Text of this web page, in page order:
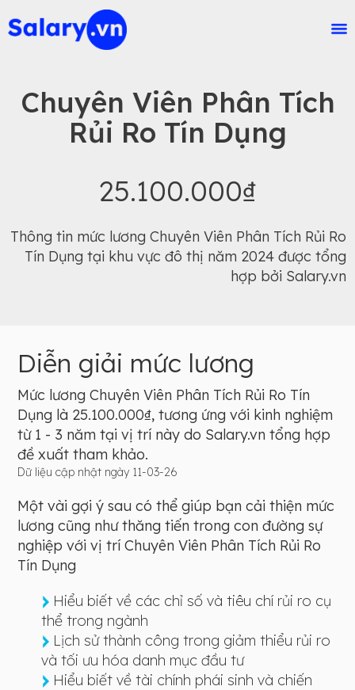
Chuyên Viên Phân Tích
Rủi Ro Tín Dụng
25.100.000₫
Thông tin mức lương Chuyên Viên Phân Tích Rủi Ro
Tín Dụng tại khu vực đô thị năm 2024 được tổng
hợp bởi Salary.vn
Diễn giải mức lương
Mức lương Chuyên Viên Phân Tích Rủi Ro Tín
Dụng là 25.100.000₫, tương ứng với kinh nghiệm
từ 1 - 3 năm tại vị trí này do Salary.vn tổng hợp
đề xuất tham khảo.
Dữ liệu cập nhật ngày 11-03-26
Một vài gợi ý sau có thể giúp bạn cải thiện mức
lương cũng như thăng tiến trong con đường sự
nghiệp với vị trí Chuyên Viên Phân Tích Rủi Ro
Tín Dụng
Hiểu biết về các chỉ số và tiêu chí rủi ro cụ
thể trong ngành
Lịch sử thành công trong giảm thiểu rủi ro
và tối ưu hóa danh mục đầu tư
Hiểu biết về tài chính phái sinh và chiến